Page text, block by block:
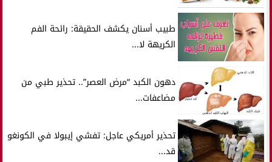
طبيب أسنان يكشف الحقيقة: رائحة الفم
الكريهة لا...
دهون الكبد “مرض العصر”.. تحذير طبي من
مضاعفات...
تحذير أمريكي عاجل: تفشي إيبولا في الكونغو
قد...